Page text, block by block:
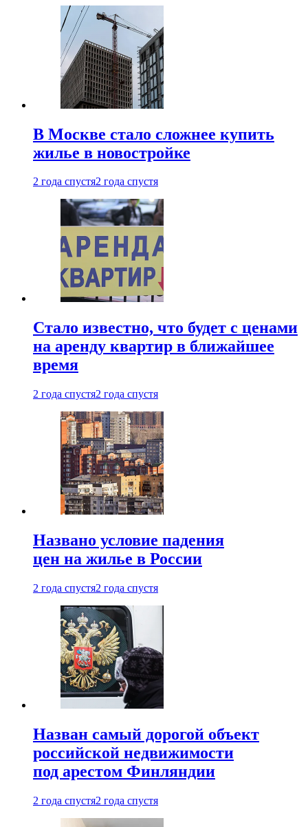
В Москве стало сложнее купить
жилье в новостройке
2 года спустя2 года спустя
Стало известно, что будет с ценами
на аренду квартир в ближайшее
время
2 года спустя2 года спустя
Названо условие падения
цен на жилье в России
2 года спустя2 года спустя
Назван самый дорогой объект
российской недвижимости
под арестом Финляндии
2 года спустя2 года спустя